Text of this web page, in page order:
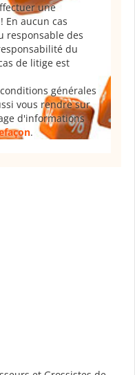
une
En aucun cas
responsable des
du
de litige est
générales
vous rendre sur
d'informations
.